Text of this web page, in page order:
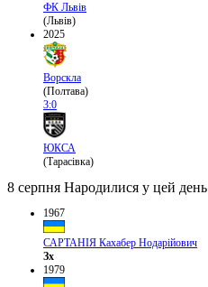
ФК Львів
(Львів)
2025
Ворскла
(Полтава)
3:0
ЮКСА
(Тарасівка)
8 серпня Народилися у цей день
1967
САРТАНІЯ Кахабер Нодарійович
Зх
1979